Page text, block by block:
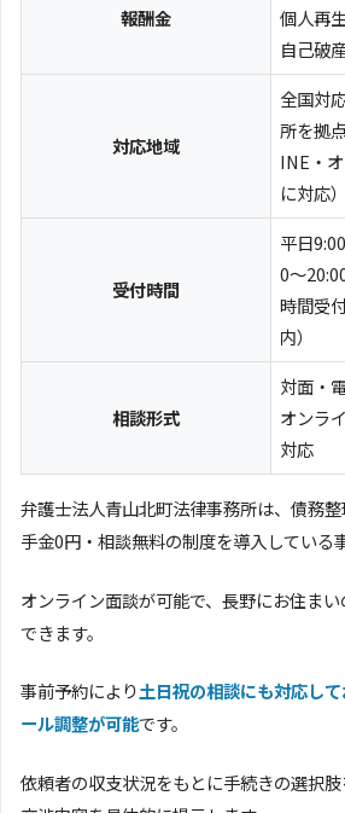
報酬金
個人再
自己破
対応地域
全国対
所を拠
INE・
に対応）
受付時間
平日
0〜
時間受
内）
相談形式
対面・
オンラ
対応
弁護士法人青山北町法律事務所は、債務
手金0円・相談無料の制度を導入している
オンライン面談が可能で、長野にお住ま
できます。
事前予約により土日祝の相談にも対応し
ール調整が可能です。
依頼者の収支状況をもとに手続きの選択